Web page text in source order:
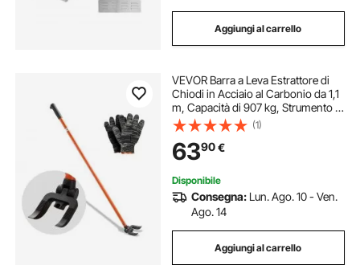
Aggiungi al carrello
VEVOR Barra a Leva Estrattore di
Chiodi in Acciaio al Carbonio da 1,1
m, Capacità di 907 kg, Strumento di
Rimozione Assi per Ponti per
Impieghi Gravosi, Barra di Rottura
per Pavimenti, Strutture
(1)
6390€
Disponibile
Consegna: Lun. Ago. 10 - Ven.
Ago. 14
Aggiungi al carrello